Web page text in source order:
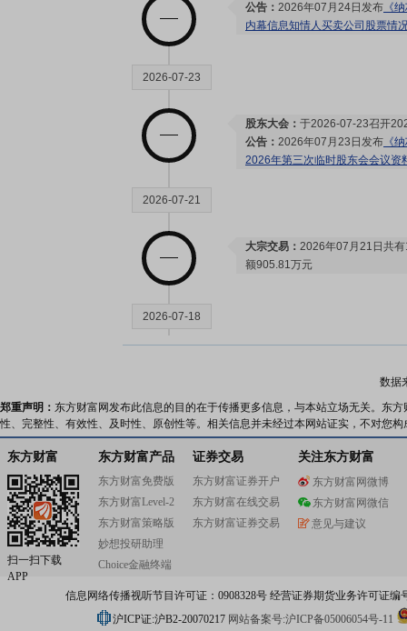
公告： 2026年07月24日发布 《
内幕信息知情人买卖公司股票情
2026-07-23
股东大会： 于2026-07-23召开
公告： 2026年07月23日发布 《
2026年第三次临时股东会会议资
2026-07-21
大宗交易： 2026年07月21日共
额905.81万元
2026-07-18
2026-07-17
公告：2026年07月17日发布《
司2026年A股限制性股票激励计
说明》
高管持股：2026年07月16日公
增持0.49万股
数据
郑重声明： 东方财富网发布此信息的目的在于传播更多信息，与本站立场无关。东
性、完整性、有效性、及时性、原创性等。相关信息并未经过本网站证实，不对您
东方财富
扫一扫下载
APP
东方财富产品
东方财富免费版
东方财富Level-2
东方财富策略版
妙想投研助理
Choice金融终端
证券交易
东方财富证券开户
东方财富在线交易
东方财富证券交易
关注东方财富
东方财富网微博
东方财富网微信
意见与建议
信息网络传播视听节目许可证：0908328号 经营证券期货业务许可证编
沪ICP证:沪B2-20070217 网站备案号:沪ICP备05006054号-11